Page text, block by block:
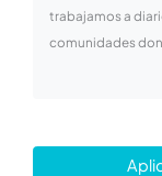
trabajamos a
comunidades